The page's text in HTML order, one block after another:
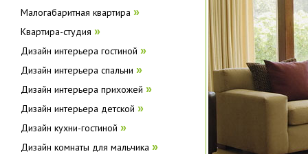
Малогабаритная квартира »
Квартира-студия »
Дизайн интерьера гостиной »
Дизайн интерьера спальни »
Дизайн интерьера прихожей »
Дизайн интерьера детской »
Дизайн кухни-гостиной »
Дизайн комнаты для мальчика »